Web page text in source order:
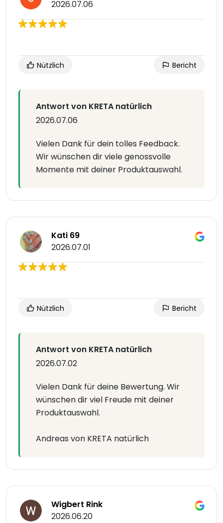
2026.07.06
Nützlich Bericht
Antwort von KRETA natürlich
2026.07.06
Vielen Dank für dein tolles Feedback.
Wir wünschen dir viele genossvolle
Momente mit deiner Produktauswahl.
Kati 69
2026.07.01
Nützlich Bericht
Antwort von KRETA natürlich
2026.07.02
Vielen Dank für deine Bewertung. Wir
wünschen dir viel Freude mit deiner
Produktauswahl.
Andreas von KRETA natürlich
Wigbert Rink
2026.06.20